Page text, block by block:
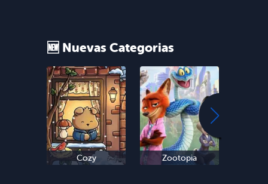
🆕 Nuevas Categorias
Cozy Zootopia